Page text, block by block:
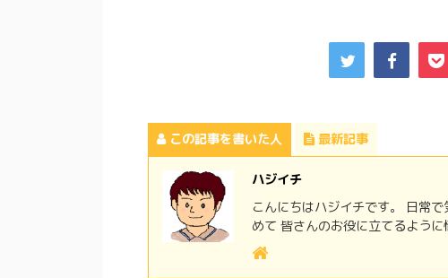
この記事を書いた人 最新記事
ハジイチ
こんにちはハジイチです。 日常
めて 皆さんのお役に立てるよう